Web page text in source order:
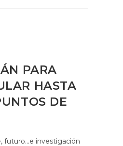
PARA
HASTA
DE
futuro…e investigación